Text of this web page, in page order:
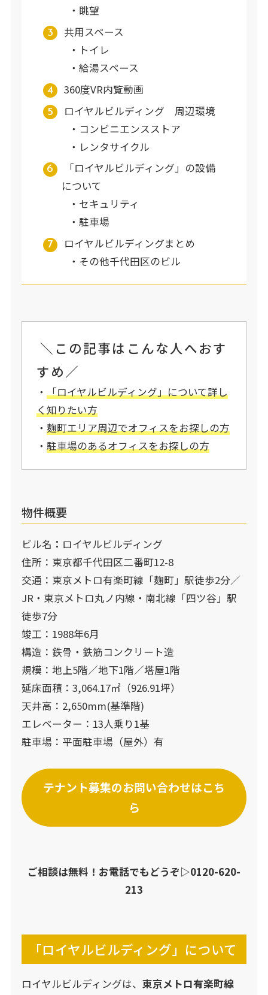
眺望
共用スペース
トイレ
給湯スペース
360度VR内覧動画
ロイヤルビルディング 周辺環境
コンビニエンスストア
レンタサイクル
「ロイヤルビルディング」の設備
について
セキュリティ
駐車場
ロイヤルビルディングまとめ
その他千代田区のビル
＼この記事はこんな人へおす
すめ／
・ 「ロイヤルビルディング」について詳し
く知りたい方
・ 麹町エリア周辺でオフィスをお探しの方
・ 駐車場のあるオフィスをお探しの方
物件概要
ビル名 ： ロイヤルビルディング
住所：東京都千代田区二番町12-8
交通：東京メトロ有楽町線「麹町」駅徒歩2分／
JR・東京メトロ丸ノ内線・南北線「四ツ谷」駅
徒歩7分
竣工：1988年6月
構造：鉄骨・鉄筋コンクリート造
規模：地上5階／地下1階／塔屋1階
延床面積：3,064.17㎡（926.91坪）
天井高：2,650mm(基準階)
エレベーター：13人乗り1基
駐車場：平面駐車場（屋外）有
テナント募集のお問い合わせはこち
ら
ご相談は無料！お電話でもどうぞ▷0120-620-
213
「ロイヤルビルディング」について
ロイヤルビルディングは、 東京メトロ有楽町線